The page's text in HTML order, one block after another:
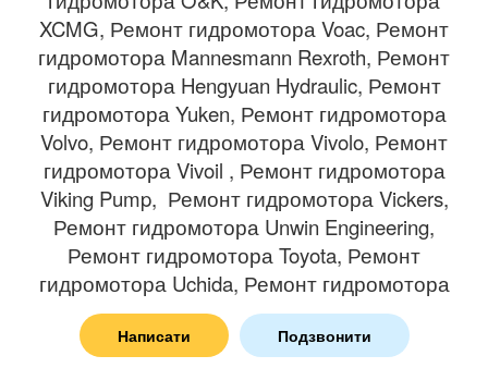
Написати Подзвонити
XCMG, Ремонт гидромотора Voac, Ремонт
гидромотора Mannesmann Rexroth, Ремонт
гидромотора Hengyuan Hydraulic, Ремонт
гидромотора Yuken, Ремонт гидромотора
Volvo, Ремонт гидромотора Vivolo, Ремонт
гидромотора Vivoil , Ремонт гидромотора
Viking Pump, Ремонт гидромотора Vickers,
Ремонт гидромотора Unwin Engineering,
Ремонт гидромотора Toyota, Ремонт
гидромотора Uchida, Ремонт гидромотора
Tigercat, Ремонт гидромотора Toshiba,
Ремонт гидромотора Turolla, Ремонт